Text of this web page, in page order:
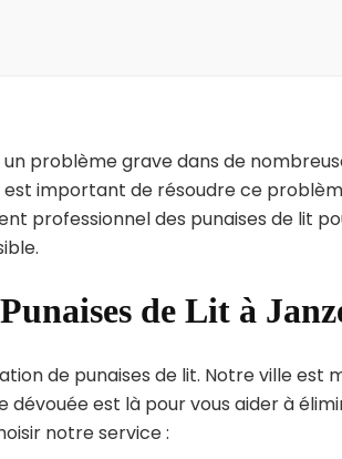
problème grave dans de
est important de résoudre ce
professionnel des punaises de lit
de Lit à
de punaises de lit. Notre ville est
est là pour vous aider à
notre service :